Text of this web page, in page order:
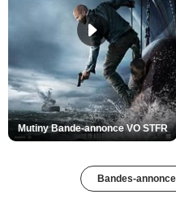
Mutiny Bande-annonce VO STFR
Bandes-